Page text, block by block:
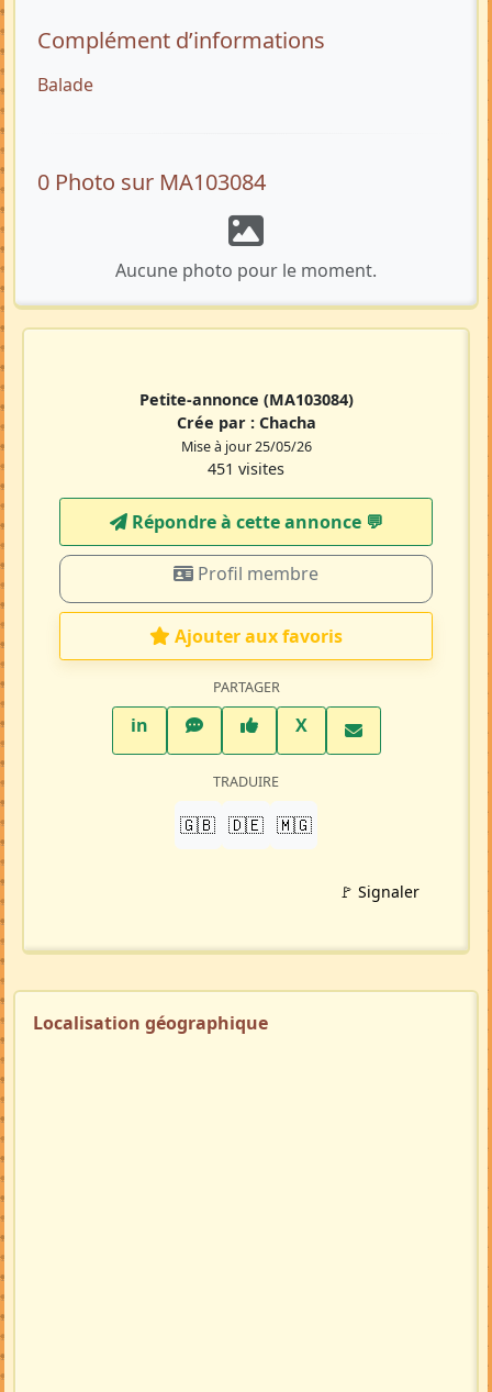
Complément d’informations
Balade
0 Photo sur MA103084
Aucune photo pour le moment.
Petite-annonce (MA103084)
Crée par : Chacha
Mise à jour 25/05/26
451 visites
Répondre à cette annonce 💬​
Profil membre
Ajouter aux favoris
PARTAGER
inLinkedInWhatsAppFacebook
XTwitter X
TRADUIRE
🇬🇧 🇩🇪 🇲🇬
🚩 Signaler
Localisation géographique